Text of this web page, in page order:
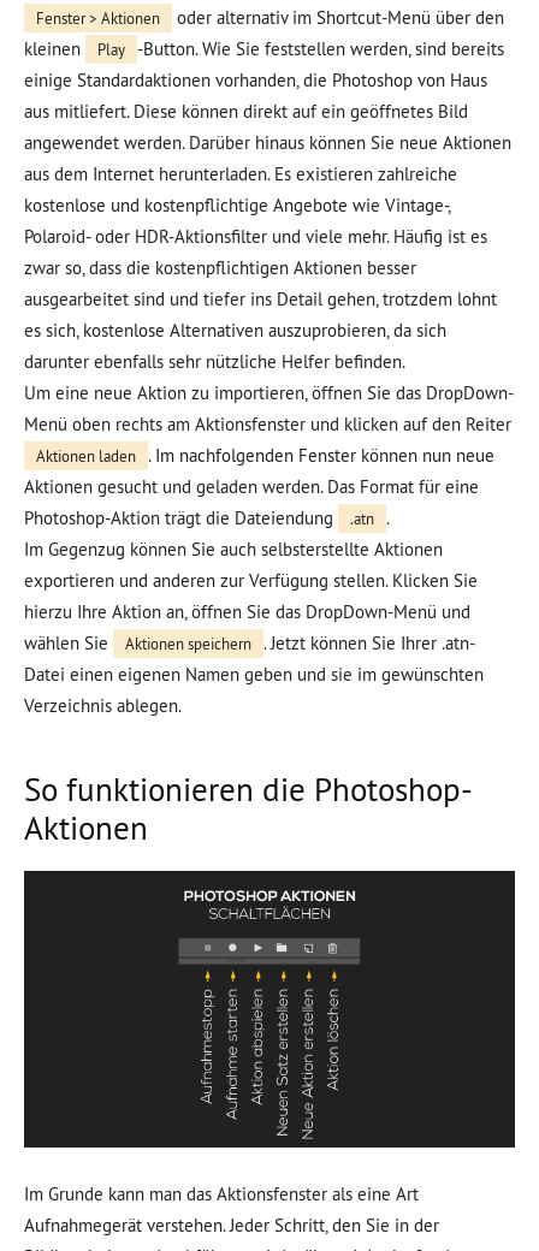
Fenster > Aktionen
oder alternativ im Shortcut-Menü über den
kleinen
Play
-Button. Wie Sie feststellen werden, sind bereits
einige Standardaktionen vorhanden, die Photoshop von Haus
aus mitliefert. Diese können direkt auf ein geöffnetes Bild
angewendet werden. Darüber hinaus können Sie neue Aktionen
aus dem Internet herunterladen. Es existieren zahlreiche
kostenlose und kostenpflichtige Angebote wie Vintage-,
Polaroid- oder HDR-Aktionsfilter und viele mehr. Häufig ist es
zwar so, dass die kostenpflichtigen Aktionen besser
ausgearbeitet sind und tiefer ins Detail gehen, trotzdem lohnt
es sich, kostenlose Alternativen auszuprobieren, da sich
darunter ebenfalls sehr nützliche Helfer befinden.
Um eine neue Aktion zu importieren, öffnen Sie das DropDown-
Menü oben rechts am Aktionsfenster und klicken auf den Reiter
Aktionen laden
. Im nachfolgenden Fenster können nun neue
Aktionen gesucht und geladen werden. Das Format für eine
Photoshop-Aktion trägt die Dateiendung
.atn
.
Im Gegenzug können Sie auch selbsterstellte Aktionen
exportieren und anderen zur Verfügung stellen. Klicken Sie
hierzu Ihre Aktion an, öffnen Sie das DropDown-Menü und
wählen Sie
Aktionen speichern
. Jetzt können Sie Ihrer .atn-
Datei einen eigenen Namen geben und sie im gewünschten
Verzeichnis ablegen.
So funktionieren die Photoshop-
Aktionen
Im Grunde kann man das Aktionsfenster als eine Art
Aufnahmegerät verstehen. Jeder Schritt, den Sie in der